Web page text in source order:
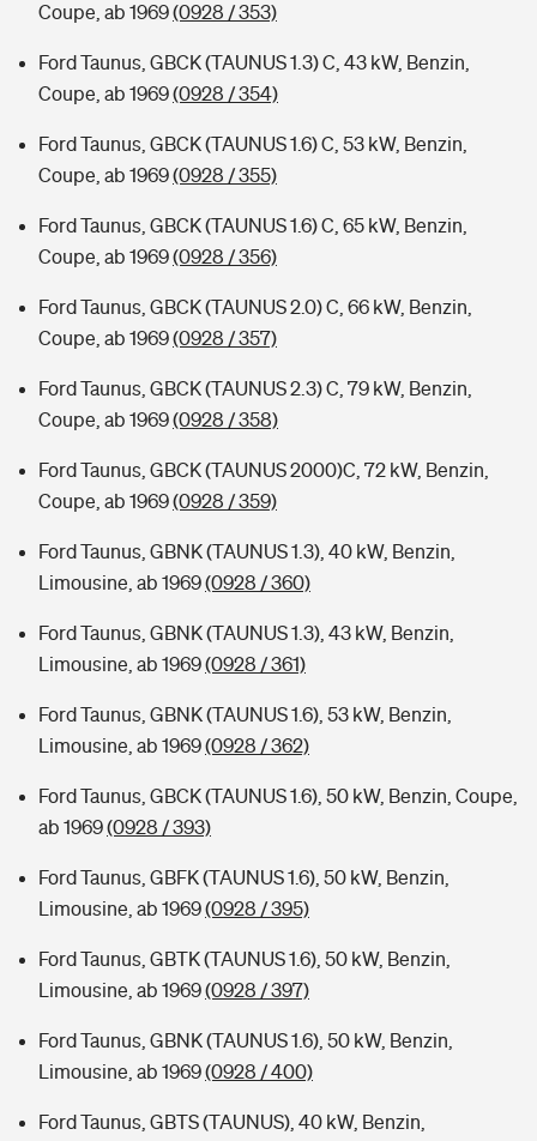
Coupe, ab 1969(0928 / 353)
Ford Taunus, GBCK (TAUNUS 1.3) C, 43 kW, Benzin,
Coupe, ab 1969(0928 / 354)
Ford Taunus, GBCK (TAUNUS 1.6) C, 53 kW, Benzin,
Coupe, ab 1969(0928 / 355)
Ford Taunus, GBCK (TAUNUS 1.6) C, 65 kW, Benzin,
Coupe, ab 1969(0928 / 356)
Ford Taunus, GBCK (TAUNUS 2.0) C, 66 kW, Benzin,
Coupe, ab 1969(0928 / 357)
Ford Taunus, GBCK (TAUNUS 2.3) C, 79 kW, Benzin,
Coupe, ab 1969(0928 / 358)
Ford Taunus, GBCK (TAUNUS 2000)C, 72 kW, Benzin,
Coupe, ab 1969(0928 / 359)
Ford Taunus, GBNK (TAUNUS 1.3), 40 kW, Benzin,
Limousine, ab 1969(0928 / 360)
Ford Taunus, GBNK (TAUNUS 1.3), 43 kW, Benzin,
Limousine, ab 1969(0928 / 361)
Ford Taunus, GBNK (TAUNUS 1.6), 53 kW, Benzin,
Limousine, ab 1969(0928 / 362)
Ford Taunus, GBCK (TAUNUS 1.6), 50 kW, Benzin, Coupe,
ab 1969(0928 / 393)
Ford Taunus, GBFK (TAUNUS 1.6), 50 kW, Benzin,
Limousine, ab 1969(0928 / 395)
Ford Taunus, GBTK (TAUNUS 1.6), 50 kW, Benzin,
Limousine, ab 1969(0928 / 397)
Ford Taunus, GBNK (TAUNUS 1.6), 50 kW, Benzin,
Limousine, ab 1969(0928 / 400)
Ford Taunus, GBTS (TAUNUS), 40 kW, Benzin,